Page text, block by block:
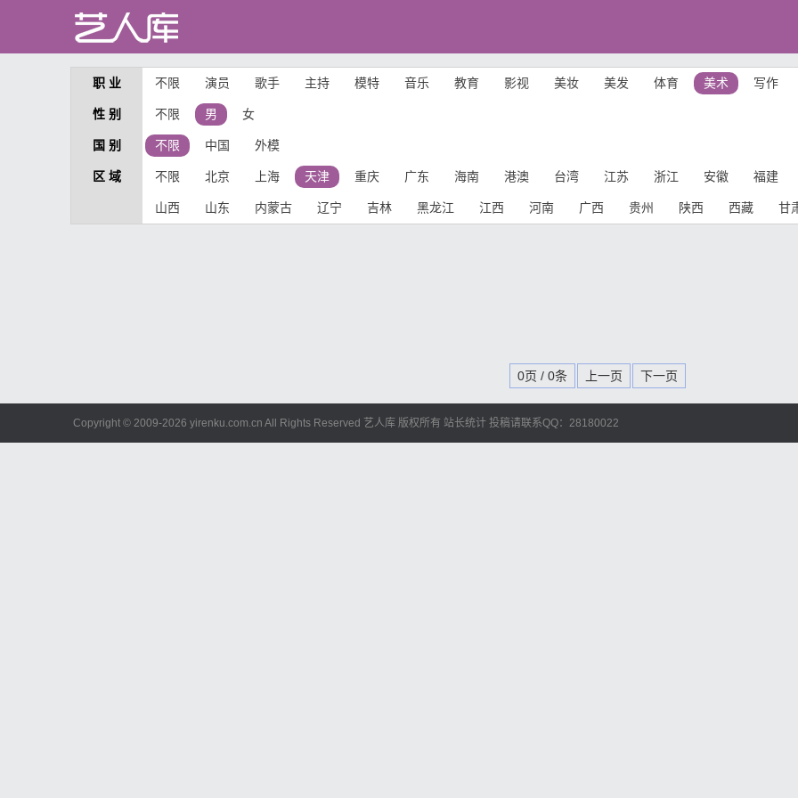
职 业 不限 演员 歌手 主持 模特 音乐 教育 影视 美妆 美发 体育 美术 写作
性 别 不限 男 女
国 别 不限 中国 外模
区 域 不限 北京 上海 天津 重庆 广东 海南 港澳 台湾 江苏 浙江 安徽 福建
山西 山东 内蒙古 辽宁 吉林 黑龙江 江西 河南 广西 贵州 陕西 西藏 甘
0页 / 0条 上一页 下一页
Copyright © 2009-2026 yirenku.com.cn All Rights Reserved 艺人库 版权所有 站长统计 投稿请联系QQ：28180022